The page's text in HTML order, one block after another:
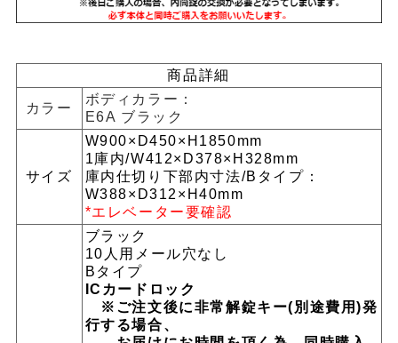
商品詳細
カラー
ボディカラー：
E6A ブラック
サイズ
W900×D450×H1850mm
1庫内/W412×D378×H328mm
庫内仕切り下部内寸法/Bタイプ：
W388×D312×H40mm
*エレベーター要確認
ブラック
10人用メール穴なし
Bタイプ
ICカードロック
※ご注文後に非常解錠キー(別途費用)発
行する場合、